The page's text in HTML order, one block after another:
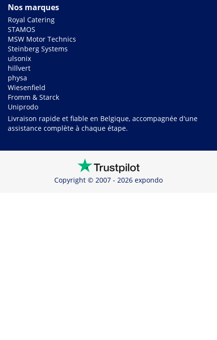
Nos marques
Royal Catering
STAMOS
MSW Motor Technics
Steinberg Systems
ulsonix
hillvert
physa
Wiesenfield
Fromm & Starck
Uniprodo
Livraison rapide et fiable en Belgique, accompagnée d'une
assistance complète à chaque étape.
Copyright © 2007 - 2026 expondo